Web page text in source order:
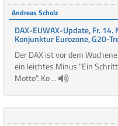
Andreas Scholz
DAX-EUWAX-Update, Fr.
Konjunktur Eurozone, G20-
Der DAX ist vor dem
ein leichtes Minus "Ein
Motto". Ko ...